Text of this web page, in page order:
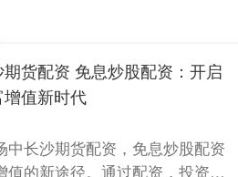
货配资 免息炒股配资：开启
增值新时代
中长沙期货配资，免息炒股配资
值的新途径。通过配资，投资者